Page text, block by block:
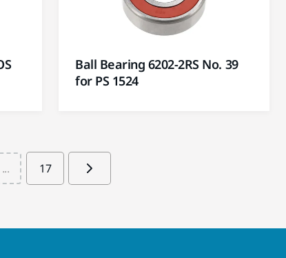
Ball Bearing 6202-2RS No. 39
for PS 1524
... 17